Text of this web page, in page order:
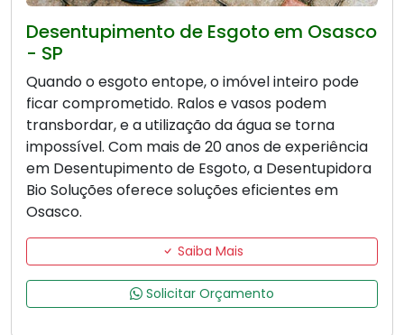
Desentupimento de Esgoto em Osasco
- SP
Quando o esgoto entope, o imóvel inteiro pode
ficar comprometido. Ralos e vasos podem
transbordar, e a utilização da água se torna
impossível. Com mais de 20 anos de experiência
em Desentupimento de Esgoto, a Desentupidora
Bio Soluções oferece soluções eficientes em
Osasco.
Saiba Mais
Solicitar Orçamento